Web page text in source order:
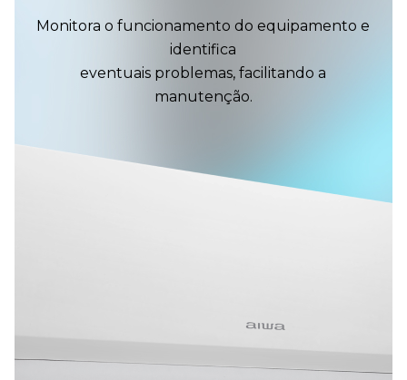
Monitora o funcionamento do equipamento e
identifica
eventuais problemas, facilitando a
manutenção.